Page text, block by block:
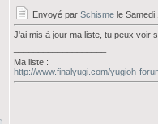
Envoyé par Schisme le Samedi
J'ai mis à jour ma liste, tu peux voir
Ma liste :
http://www.finalyugi.com/yugioh-